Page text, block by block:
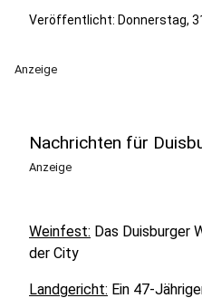
Veröffentlicht: Donnerstag,
Anzeige
Nachrichten für
Anzeige
Weinfest: Das Duisburger
der City
Landgericht: Ein 47-